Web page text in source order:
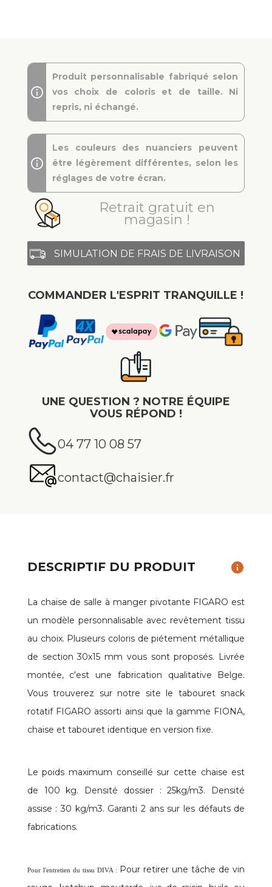
Produit personnalisable fabriqué selon
vos choix de coloris et de taille. Ni
repris, ni échangé.
Les couleurs des nuanciers peuvent
être légèrement différentes, selon les
réglages de votre écran.
Retrait gratuit en
magasin !
SIMULATION DE FRAIS DE LIVRAISON
COMMANDER L'ESPRIT TRANQUILLE !
UNE QUESTION ? NOTRE ÉQUIPE
VOUS RÉPOND !
04 77 10 08 57
contact@chaisier.fr
DESCRIPTIF DU PRODUIT info
La chaise de salle à manger pivotante FIGARO est
un modèle personnalisable avec revêtement tissu
au choix. Plusieurs coloris de piétement métallique
de section 30x15 mm vous sont proposés. Livrée
montée, c'est une fabrication qualitative Belge.
Vous trouverez sur notre site le tabouret snack
rotatif FIGARO assorti ainsi que la gamme FIONA,
chaise et tabouret identique en version fixe.
Le poids maximum conseillé sur cette chaise est
de 100 kg. Densité dossier : 25kg/m3. Densité
assise : 30 kg/m3. Garanti 2 ans sur les défauts de
fabrications.
Pour l'entretien du tissu DIVA : Pour retirer une tâche de vin